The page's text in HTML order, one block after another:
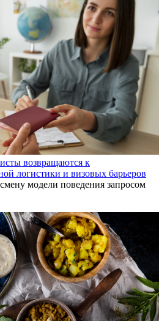
возвращаются к
логистики и визовых барьеров
модели поведения запросом